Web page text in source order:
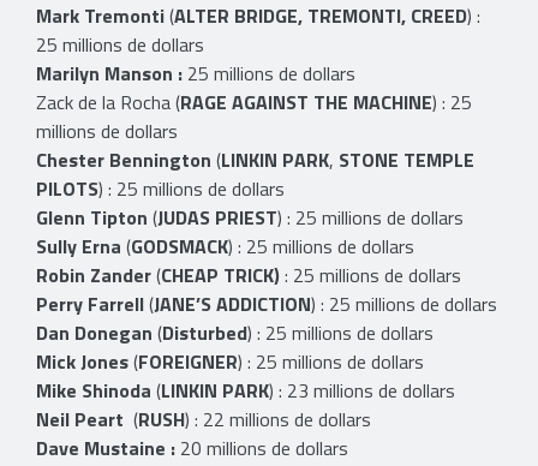
Mark Tremonti(ALTER BRIDGE, TREMONTI, CREED) :
25 millions de dollars
Marilyn Manson : 25 millions de dollars
Zack de la Rocha (RAGE AGAINST THE MACHINE) : 25
millions de dollars
Chester Bennington (LINKIN PARK, STONE TEMPLE
PILOTS) : 25 millions de dollars
Glenn Tipton (JUDAS PRIEST) : 25 millions de dollars
Sully Erna (GODSMACK) : 25 millions de dollars
Robin Zander(CHEAP TRICK): 25 millions de dollars
Perry Farrell(JANE’S ADDICTION) : 25 millions de dollars
Dan Donegan (Disturbed) : 25 millions de dollars
Mick Jones(FOREIGNER) : 25 millions de dollars
Mike Shinoda (LINKIN PARK) : 23 millions de dollars
Neil Peart (RUSH) : 22 millions de dollars
Dave Mustaine : 20 millions de dollars